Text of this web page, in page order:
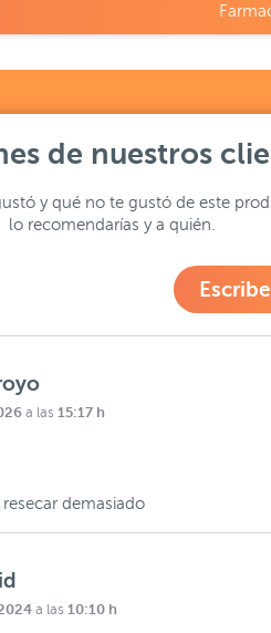
de nuestros
y qué no te gustó de este
lo recomendarías y a quién.
a las 15:17 h
resecar demasiado
a las 10:10 h